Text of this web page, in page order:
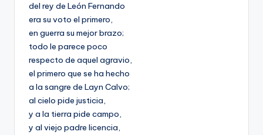
del rey de León Fernando
era su voto el primero,
en guerra su mejor brazo;
todo le parece poco
respecto de aquel agravio,
el primero que se ha hecho
a la sangre de Layn Calvo;
al cielo pide justicia,
y a la tierra pide campo,
y al viejo padre licencia,